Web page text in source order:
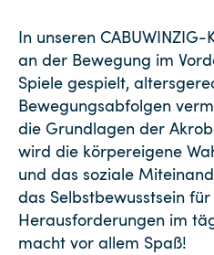
In unseren
an der Bewegung im
Spiele gespielt,
Bewegungsabfolgen
die Grundlagen der
wird die körpereigene
und das soziale
das Selbstbewusstsein
Herausforderungen im
macht vor allem Spaß!